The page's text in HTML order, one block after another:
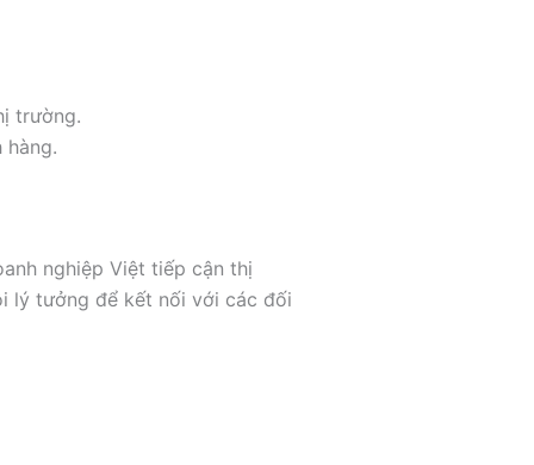
trường.
nghiệp Việt tiếp cận thị
lý tưởng để kết nối với các đối